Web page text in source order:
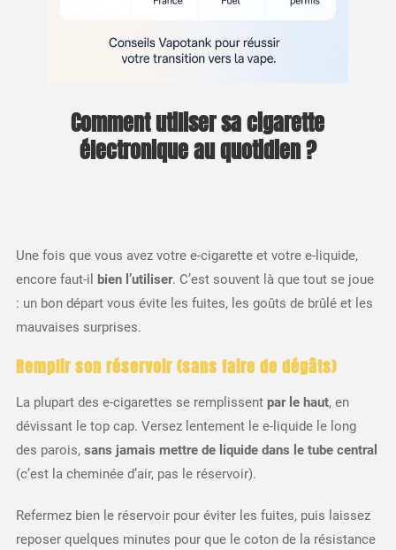
Comment utiliser sa cigarette
électronique au quotidien ?
Une fois que vous avez votre e-cigarette et votre e-liquide,
encore faut-il
bien l’utiliser. C’est souvent là que tout se joue
: un bon départ vous évite les fuites, les goûts de brûlé et les
mauvaises surprises.
Remplir son réservoir (sans faire de dégâts)
La plupart des e-cigarettes se remplissent par le haut, en
dévissant le top cap. Versez lentement le e-liquide le long
des parois, sans jamais mettre de liquide dans le tube central
(c’est la cheminée d’air, pas le réservoir).
Refermez bien le réservoir pour éviter les fuites, puis laissez
reposer quelques minutes pour que le coton de la résistance